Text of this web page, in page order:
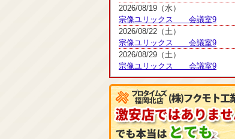
2026/08/19（水）
宗像ユリックス 会議室9
2026/08/22（土）
宗像ユリックス 会議室9
2026/08/29（土）
宗像ユリックス 会議室9